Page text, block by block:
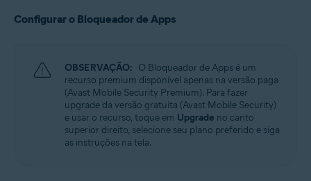
Configurar o Bloqueador de Apps
OBSERVAÇÃO: O Bloqueador de Apps é um
recurso premium disponível apenas na versão paga
(Avast Mobile Security Premium). Para fazer
upgrade da versão gratuita (Avast Mobile Security)
e usar o recurso, toque em Upgrade no canto
superior direito, selecione seu plano preferido e siga
as instruções na tela.